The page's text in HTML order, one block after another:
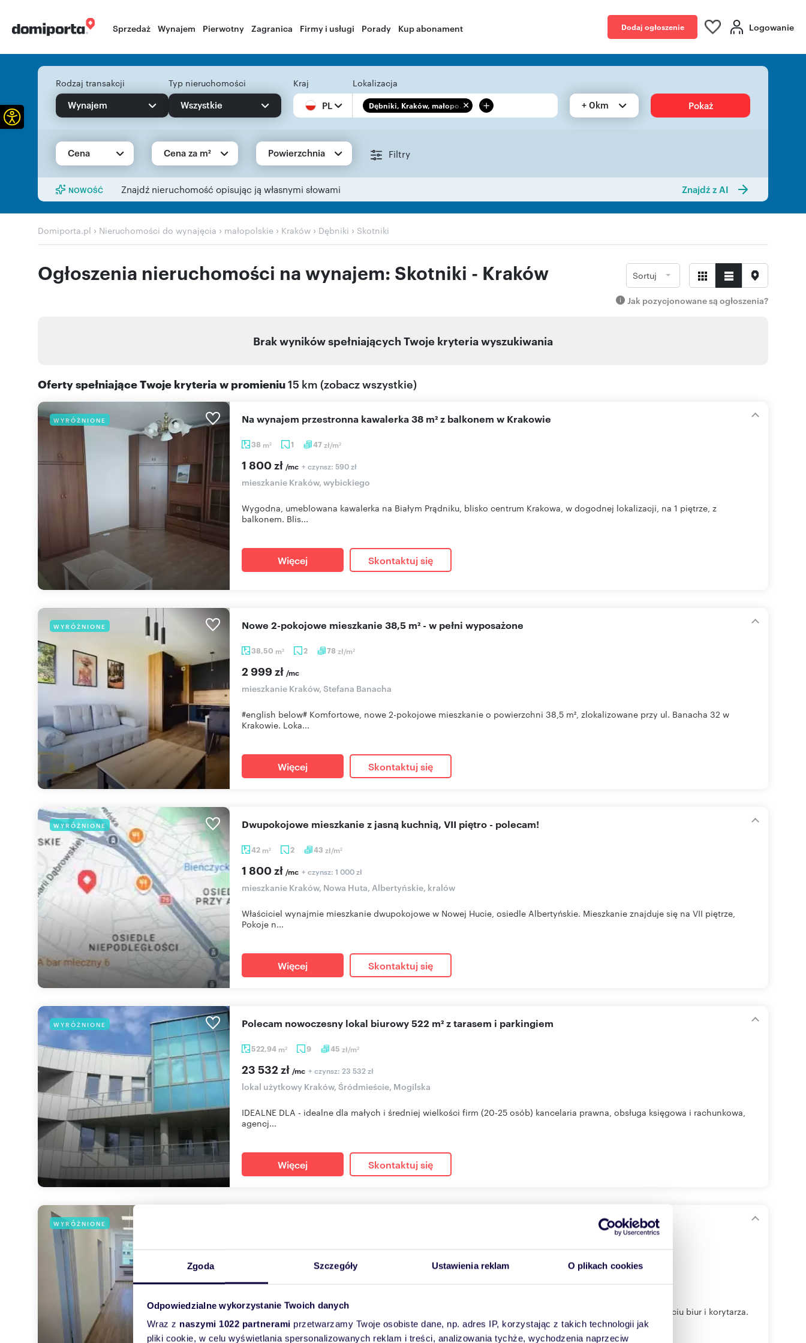
Zgoda Szczegóły Ustawienia reklam O plikach cookies
Odpowiedzialne wykorzystanie Twoich danych
Wraz z naszymi 1022 partnerami przetwarzamy Twoje osobiste dane, np. adres IP, korzystając z takich technologii jak
pliki cookie, w celu wyświetlania spersonalizowanych reklam i treści, analizowania tychże, wychodzenia naprzeciw
Sprzedaż Wynajem Pierwotny Zagranica Firmy i usługi Porady Kup abonament Dodaj ogłoszenie Logowanie
Rodzaj transakcji
Wynajem
Typ nieruchomości
Wszystkie
Kraj
PL
Lokalizacja
Dębniki, Kraków, małopo... + + 0km Pokaż
Cena Cena za m² Powierzchnia Filtry
NOWOŚĆ Znajdź nieruchomość opisując ją własnymi słowami Znajdź z AI
Domiporta.pl › Nieruchomości do wynajęcia › małopolskie › Kraków › Dębniki › Skotniki
Ogłoszenia nieruchomości na wynajem: Skotniki - Kraków Sortuj
Jak pozycjonowane są ogłoszenia?
Brak wyników spełniających Twoje kryteria wyszukiwania
Oferty spełniające Twoje kryteria w promieniu15 km (zobacz wszystkie)
WYRÓŻNIONE
38 m2 1 47zł/m2
Na wynajem przestronna kawalerka 38 m² z balkonem w Krakowie
1 800 zł /mc + czynsz: 590 zł
mieszkanie Kraków, wybickiego
Wygodna, umeblowana kawalerka na Białym Prądniku, blisko centrum Krakowa, w dogodnej lokalizacji, na 1 piętrze, z
balkonem. Blis...
Więcej Skontaktuj się
WYRÓŻNIONE
38,50 m2 2 78 zł/m2
Nowe 2-pokojowe mieszkanie 38,5 m² - w pełni wyposażone
2 999 zł /mc
mieszkanie Kraków, Stefana Banacha
#english below# Komfortowe, nowe 2-pokojowe mieszkanie o powierzchni 38,5 m², zlokalizowane przy ul. Banacha 32 w
Krakowie. Loka...
Więcej Skontaktuj się
WYRÓŻNIONE
42 m2 2 43 zł/m2
Dwupokojowe mieszkanie z jasną kuchnią, VII piętro - polecam!
1 800 zł /mc + czynsz: 1 000 zł
mieszkanie Kraków, Nowa Huta, Albertyńskie, kralów
Właściciel wynajmie mieszkanie dwupokojowe w Nowej Hucie, osiedle Albertyńskie. Mieszkanie znajduje się na VII piętrze,
Pokoje n...
Więcej Skontaktuj się
WYRÓŻNIONE
522,94 m2 9 45 zł/m2
Polecam nowoczesny lokal biurowy 522 m² z tarasem i parkingiem
23 532 zł /mc + czynsz: 23 532 zł
lokal użytkowy Kraków, Śródmieście, Mogilska
IDEALNE DLA - idealne dla małych i średniej wielkości firm (20-25 osób) kancelaria prawna, obsługa księgowa i rachunkowa,
agencj...
Więcej Skontaktuj się
WYRÓŻNIONE
lokal użytkowy Kraków, Bronowice, Balicka
Dzień dobry, Posiadamy do wynajęcia pomieszczenia biurowe o powierzchni 90m2 Lokal składa się z sześciu biur i korytarza.
W jedn...
Otwórz pasek narzędzi